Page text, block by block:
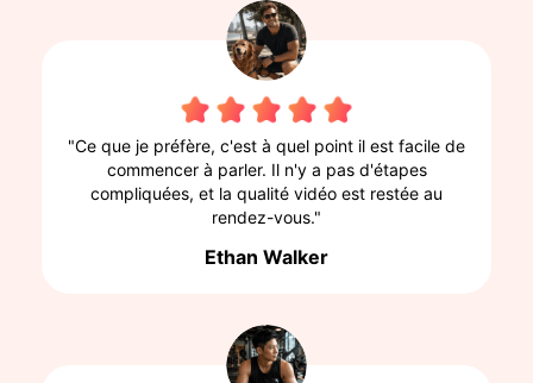
"Ce que je préfère, c'est à quel point il est facile de
commencer à parler. Il n'y a pas d'étapes
compliquées, et la qualité vidéo est restée au
rendez-vous."
Ethan Walker